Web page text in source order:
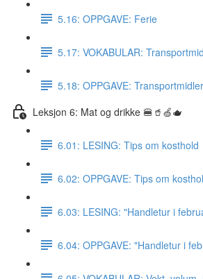
5.16: OPPGAVE: Ferie
5.17: VOKABULAR:
5.18: OPPGAVE:
Leksjon 6: Mat og drikke 🍔🥤🍏🫖
6.01: LESING: Tips om kosthold
6.02: OPPGAVE: Tips om
6.03: LESING: "Handletur i
6.04: OPPGAVE: "Handletur i